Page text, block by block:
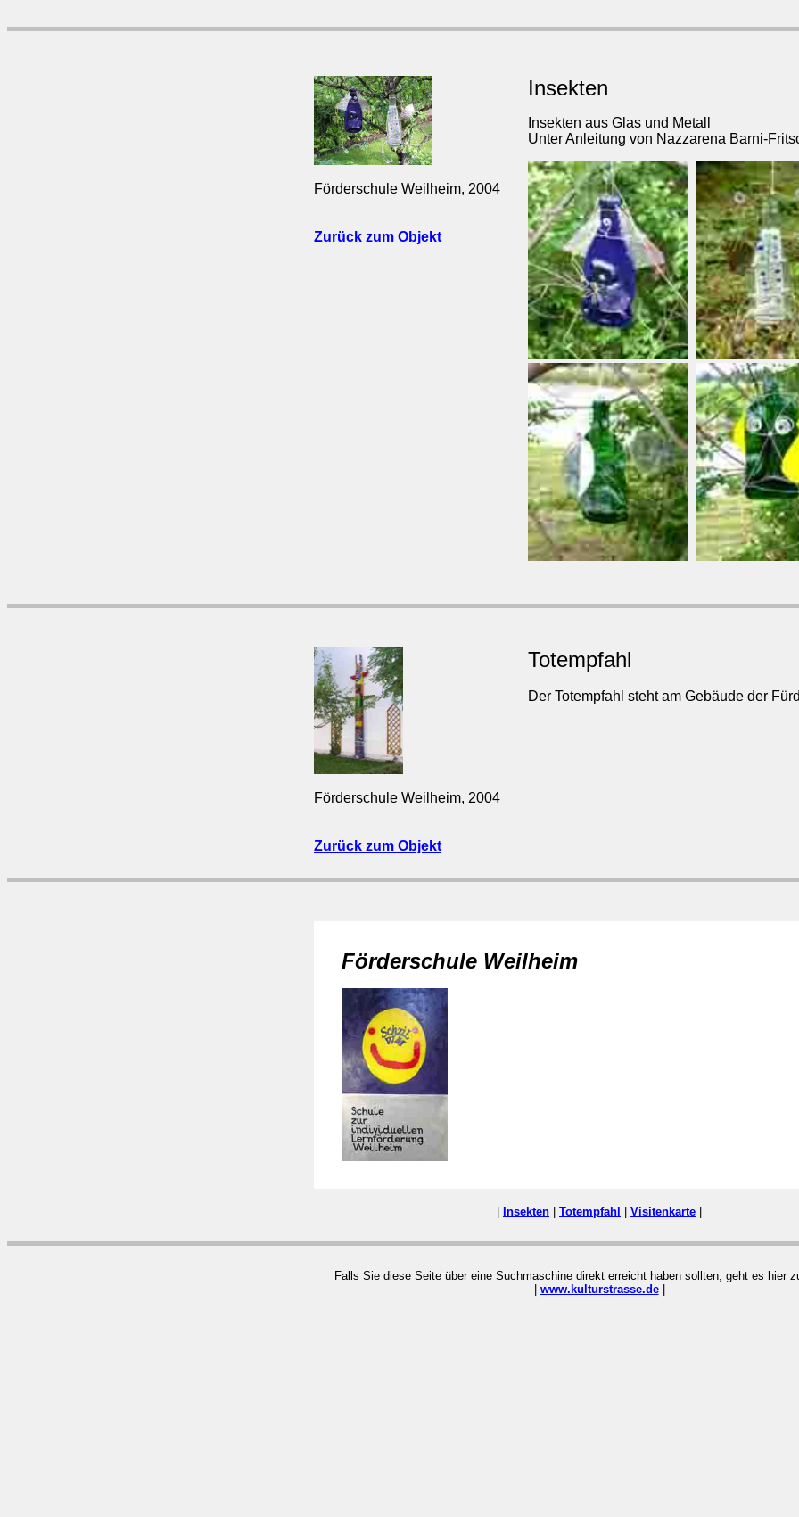
Förderschule Weilheim, 2004
Zurück zum Objekt
Insekten
Insekten aus Glas und Metall
Unter Anleitung von Nazzarena Barni-
Förderschule Weilheim, 2004
Zurück zum Objekt
Totempfahl
Der Totempfahl steht am Gebäude der
Förderschule Weilheim
Insekten Totempfahl Visitenkarte
Falls Sie diese Seite über eine Suchmaschine direkt erreicht haben sollten, geht es hier
www.kulturstrasse.de|